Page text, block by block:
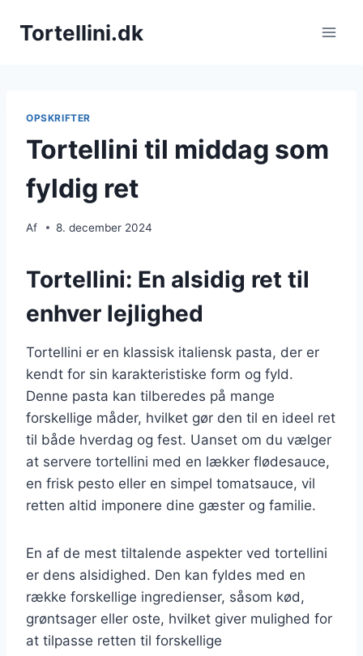
Tortellini.dk
OPSKRIFTER
Tortellini til middag som
fyldig ret
Af 8. december 2024
Tortellini: En alsidig ret til
enhver lejlighed
Tortellini er en klassisk italiensk pasta, der er
kendt for sin karakteristiske form og fyld.
Denne pasta kan tilberedes på mange
forskellige måder, hvilket gør den til en ideel ret
til både hverdag og fest. Uanset om du vælger
at servere tortellini med en lækker flødesauce,
en frisk pesto eller en simpel tomatsauce, vil
retten altid imponere dine gæster og familie.
En af de mest tiltalende aspekter ved tortellini
er dens alsidighed. Den kan fyldes med en
række forskellige ingredienser, såsom kød,
grøntsager eller oste, hvilket giver mulighed for
at tilpasse retten til forskellige